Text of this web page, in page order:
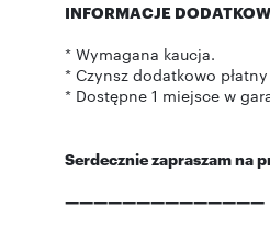
INFORMACJE
* Wymagana kaucja.
* Czynsz dodatkowo płatny
* Dostępne 1 miejsce w
Serdecznie zapraszam na
——————————————